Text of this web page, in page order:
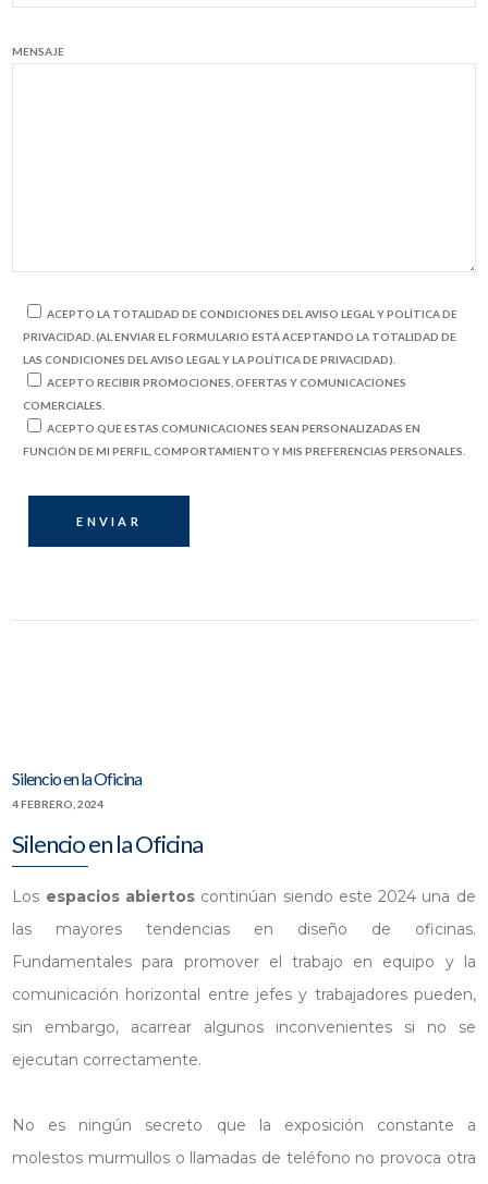
MENSAJE
ACEPTO LA TOTALIDAD DE CONDICIONES DEL AVISO LEGAL Y POLÍTICA DE
PRIVACIDAD. (AL ENVIAR EL FORMULARIO ESTÁ ACEPTANDO LA TOTALIDAD DE
LAS CONDICIONES DEL AVISO LEGAL Y LA POLÍTICA DE PRIVACIDAD).
ACEPTO RECIBIR PROMOCIONES, OFERTAS Y COMUNICACIONES
COMERCIALES.
ACEPTO QUE ESTAS COMUNICACIONES SEAN PERSONALIZADAS EN
FUNCIÓN DE MI PERFIL, COMPORTAMIENTO Y MIS PREFERENCIAS PERSONALES.
Silencio en la Oficina
4 FEBRERO, 2024
Silencio en la Oficina
Los espacios abiertoscontinúan siendo este 2024 una de
las mayores tendencias en diseño de oficinas.
Fundamentales para promover el trabajo en equipo y la
comunicación horizontal entre jefes y trabajadores pueden,
sin embargo, acarrear algunos inconvenientes si no se
ejecutan correctamente.
No es ningún secreto que la exposición constante a
molestos murmullos o llamadas de teléfono no provoca otra